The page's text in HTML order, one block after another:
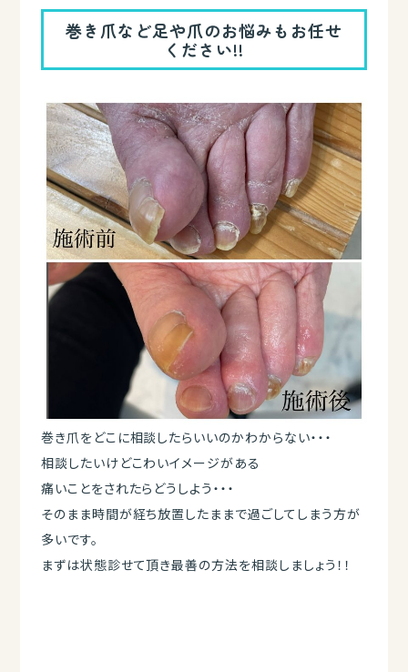
巻き爪など足や爪のお悩みもお任せ
ください!!
巻き爪をどこに相談したらいいのかわからない・・・
相談したいけどこわいイメージがある
痛いことをされたらどうしよう・・・
そのまま時間が経ち放置したままで過ごしてしまう方が
多いです。
まずは状態診せて頂き最善の方法を相談しましょう！！